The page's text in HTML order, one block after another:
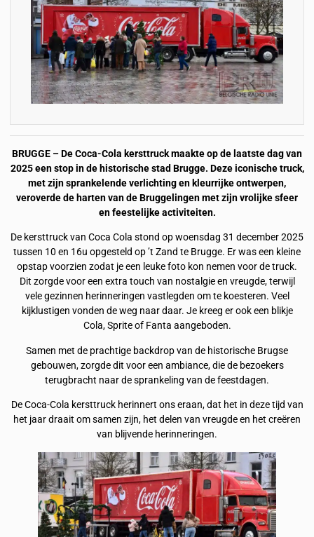
BRUGGE – De Coca-Cola kersttruck maakte op de laatste dag van
2025 een stop in de historische stad Brugge. Deze iconische truck,
met zijn sprankelende verlichting en kleurrijke ontwerpen,
veroverde de harten van de Bruggelingen met zijn vrolijke sfeer
en feestelijke activiteiten.
De kersttruck van Coca Cola stond op woensdag 31 december 2025
tussen 10 en 16u opgesteld op ’t Zand te Brugge. Er was een kleine
opstap voorzien zodat je een leuke foto kon nemen voor de truck.
Dit zorgde voor een extra touch van nostalgie en vreugde, terwijl
vele gezinnen herinneringen vastlegden om te koesteren. Veel
kijklustigen vonden de weg naar daar. Je kreeg er ook een blikje
Cola, Sprite of Fanta aangeboden.
Samen met de prachtige backdrop van de historische Brugse
gebouwen, zorgde dit voor een ambiance, die de bezoekers
terugbracht naar de sprankeling van de feestdagen.
De Coca-Cola kersttruck herinnert ons eraan, dat het in deze tijd van
het jaar draait om samen zijn, het delen van vreugde en het creëren
van blijvende herinneringen.